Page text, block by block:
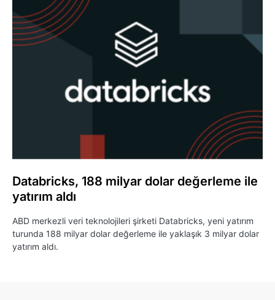
Databricks, 188 milyar dolar değerleme ile
yatırım aldı
ABD merkezli veri teknolojileri şirketi Databricks, yeni yatırım
turunda 188 milyar dolar değerleme ile yaklaşık 3 milyar dolar
yatırım aldı.